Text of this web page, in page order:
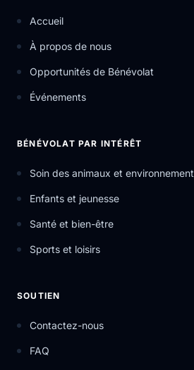
Accueil
À propos de nous
Opportunités de Bénévolat
Événements
BÉNÉVOLAT PAR INTÉRÊT
Soin des animaux et environnement
Enfants et jeunesse
Santé et bien-être
Sports et loisirs
SOUTIEN
Contactez-nous
FAQ